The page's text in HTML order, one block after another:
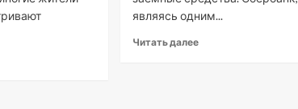
брокер
их
являясь одним...
Читать далееRead